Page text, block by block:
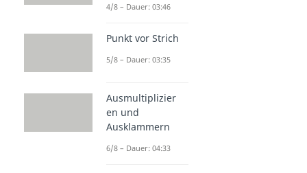
4/8 – Dauer: 03:46
Punkt vor Strich
5/8 – Dauer: 03:35
Ausmultiplizier
en und
Ausklammern
6/8 – Dauer: 04:33